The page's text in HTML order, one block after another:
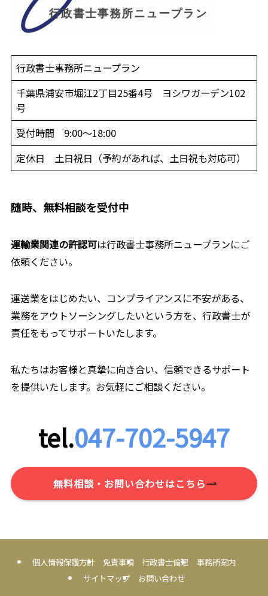
行政書士事務所ニュープラン
千葉県浦安市堀江2丁目25番4号 ヨシワガーデン102
号
受付時間 9:00～18:00
定休日 土日祝日（予約があれば、土日祝も対応可）
随時、無料相談を受付中
運輸業関連の許認可は行政書士事務所ニュープランにご
依頼ください。
運送業をはじめたい、コンプライアンスに不安がある、
業務をアウトソーシングしたいという方を、行政書士が
責任をもってサポートいたします。
私たちはお客様と真摯に向き合い、信頼できるサポート
を提供いたします。お気軽にご相談ください。
tel.047-702-5947
無料相談・お問い合わせはこちら
個人情報保護方針 免責事項 行政書士倫理
事務所案内
サイトマップ
お問い合わせ